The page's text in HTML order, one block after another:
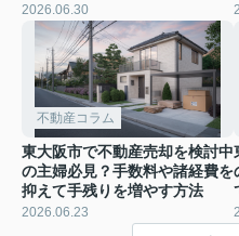
2026.06.30
不動産コラム
東大阪市で不動産売却を検討中
の主婦必見？手数料や諸経費を
抑えて手残りを増やす方法
2026.06.23